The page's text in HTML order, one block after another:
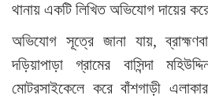
থানায় একটি লিখিত অভিযোগ দায়ের
অভিযোগ সূত্রে জানা যায়,
দড়িয়াপাড়া গ্রামের বাসিন্দা
মোটরসাইকেলে করে বাঁশগাড়ী